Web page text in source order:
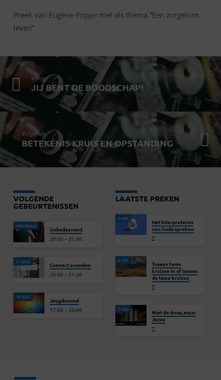
Preek van Eugène Poppe met als thema “Een zorgeloos
leven”
Vorige
JIJ BENT DE BOODSCHAP!
Volgende
BETEKENIS KRUIS EN OPSTANDING
VOLGENDE
GEBEURTENISSEN
VANDAAG Gebedsavond
20:00 – 21:00
11 AUG Connect avonden
20:00 – 21:30
19 AUG Jeugdavond
17:00 – 20:00
LAATSTE PREKEN
3 MEI
Het interpreteren
van Gods spreken
3 MEI
Tussen twee
kruizen in of tussen
de twee kruizen
2 MEI
Niet de doos, maar
Jezus